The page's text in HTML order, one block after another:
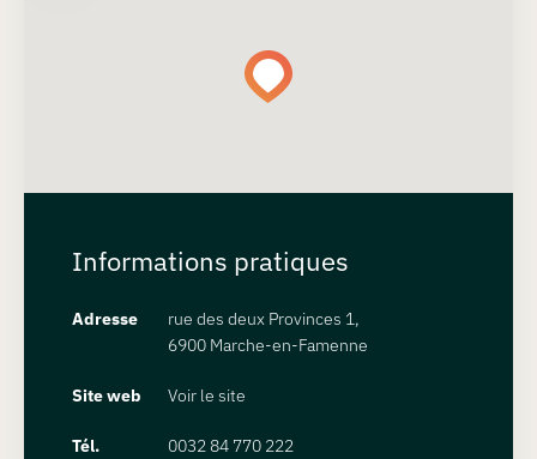
Informations pratiques
Adresse
rue des deux Provinces 1,
6900 Marche-en-Famenne
Site web Voir le site
Tél. 0032 84 770 222